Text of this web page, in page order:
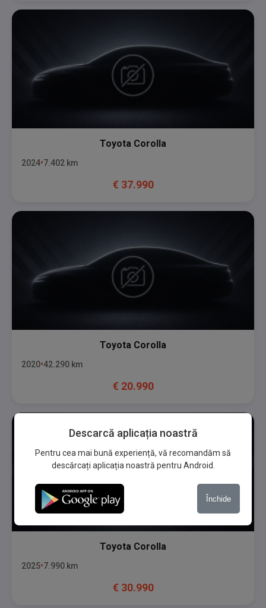
Toyota Corolla
2024 7.402 km
€ 37.990
Toyota Corolla
2020 42.290 km
€ 20.990
Toyota Corolla
2025 7.990 km
€ 30.990
Descarcă aplicația noastră
Pentru cea mai bună experiență, vă recomandăm să
descărcați aplicația noastră pentru Android.
Închide